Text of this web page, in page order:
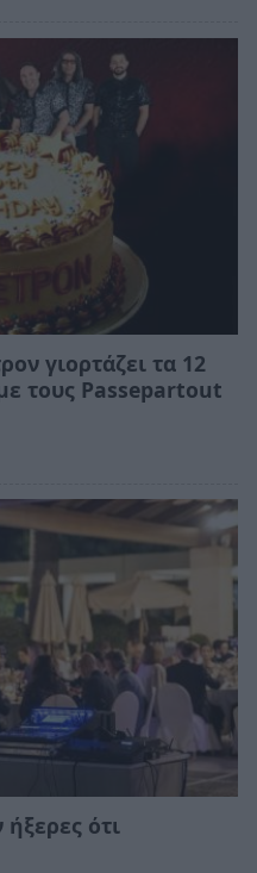
γιορτάζει τα 12
τους Passepartout
ότι